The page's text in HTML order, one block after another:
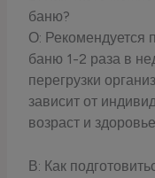
баню?
О: Рекомендуется
баню 1-2 раза в
перегрузки
зависит от
возраст и
В: Как